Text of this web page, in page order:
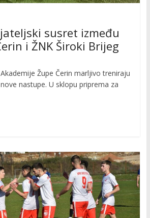
susret između
i ŽNK Široki Brijeg
Župe Čerin marljivo treniraju
nastupe. U sklopu priprema za